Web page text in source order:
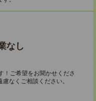
なし
！ご希望をお聞かせくださ
なくご相談ください。